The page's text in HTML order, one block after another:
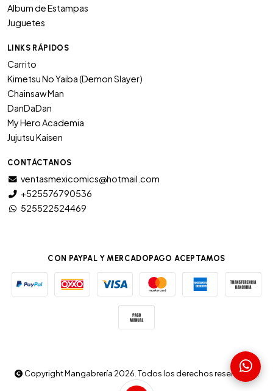
Album de Estampas
Juguetes
LINKS RÁPIDOS
Carrito
Kimetsu No Yaiba (Demon Slayer)
Chainsaw Man
DanDaDan
My Hero Academia
Jujutsu Kaisen
CONTÁCTANOS
ventasmexicomics@hotmail.com
+525576790536
525522524469
CON PAYPAL Y MERCADOPAGO ACEPTAMOS
Copyright Mangabrería 2026. Todos los derechos reservados.